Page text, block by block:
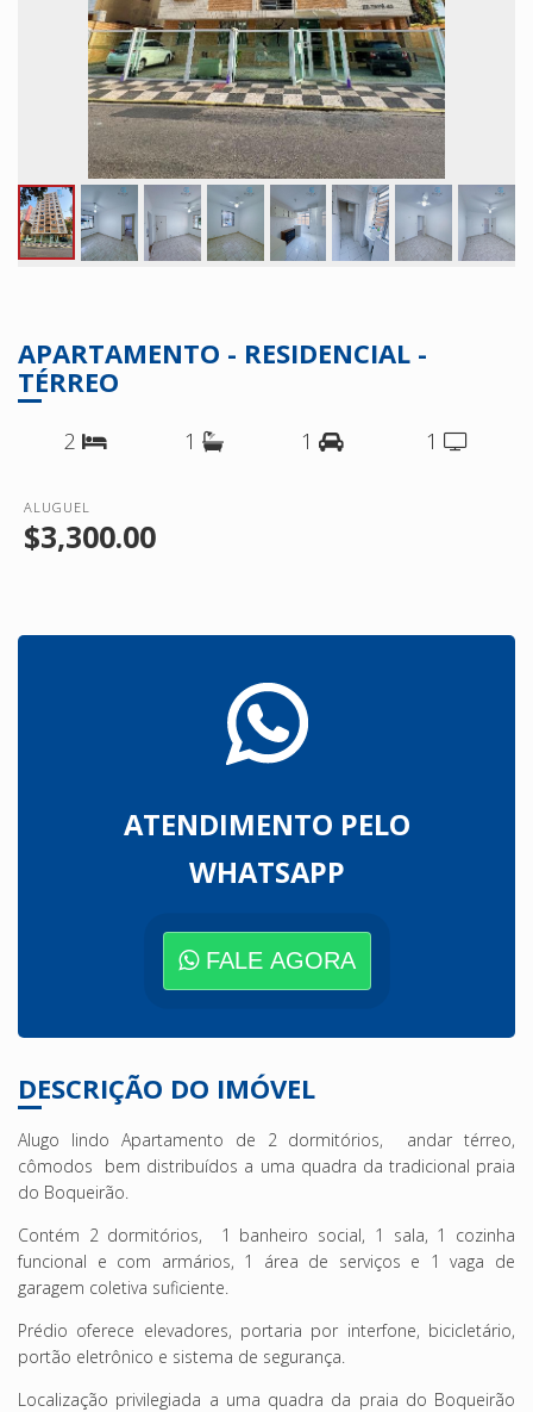
APARTAMENTO - RESIDENCIAL -
TÉRREO
2 1 1 1
ALUGUEL
$3,300.00
ATENDIMENTO PELO
WHATSAPP
FALE AGORA
DESCRIÇÃO DO IMÓVEL
Alugo lindo Apartamento de 2 dormitórios, andar térreo,
cômodos bem distribuídos a uma quadra da tradicional praia
do Boqueirão.
Contém 2 dormitórios, 1 banheiro social, 1 sala, 1 cozinha
funcional e com armários, 1 área de serviços e 1 vaga de
garagem coletiva suficiente.
Prédio oferece elevadores, portaria por interfone, bicicletário,
portão eletrônico e sistema de segurança.
Localização privilegiada a uma quadra da praia do Boqueirão